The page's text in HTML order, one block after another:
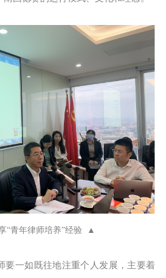
“青年律师培养”经验 ▲
要一如既往地注重个人发展，主要着